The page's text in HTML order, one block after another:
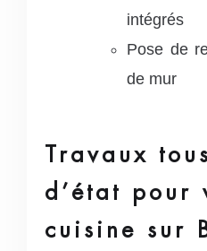
intégrés
Pose de
de mur
Travaux
d’état pour
cuisine sur